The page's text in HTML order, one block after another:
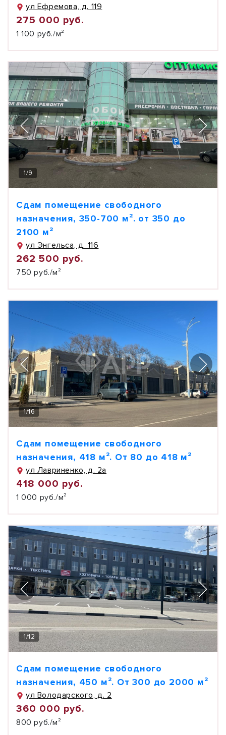
ул Ефремова, д. 119
275 000 руб.
1 100 руб./м²
1/9
Сдам помещение свободного
назначения, 350-700 м². от 350 до
2100 м²
ул Энгельса, д. 116
262 500 руб.
750 руб./м²
1/16
Сдам помещение свободного
назначения, 418 м². От 80 до 418 м²
ул Лавриненко, д. 2а
418 000 руб.
1 000 руб./м²
1/12
Сдам помещение свободного
назначения, 450 м². От 300 до 2000 м²
ул Володарского, д. 2
360 000 руб.
800 руб./м²